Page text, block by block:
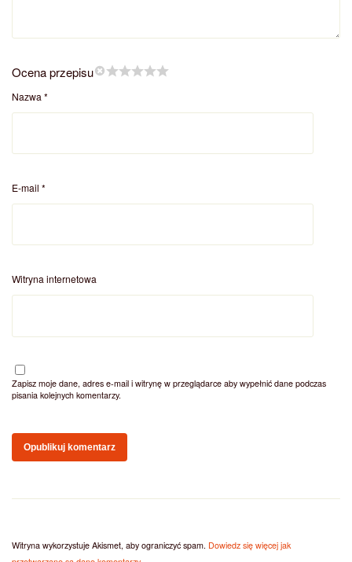
Ocena przepisu
Nazwa *
E-mail *
Witryna internetowa
Zapisz moje dane, adres e-mail i witrynę w przeglądarce aby wypełnić dane podczas
pisania kolejnych komentarzy.
Witryna wykorzystuje Akismet, aby ograniczyć spam. Dowiedz się więcej jak